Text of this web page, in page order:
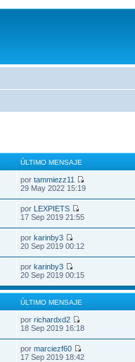
ÚLTIMO MENSAJE
portammiezz11
29 May 2022 15:19
por LEXPIETS
17 Sep 2019 21:55
porkarinby3
20 Sep 2019 00:12
porkarinby3
20 Sep 2019 00:15
ÚLTIMO MENSAJE
porrichardxd2
18 Sep 2019 16:18
pormarciezf60
17 Sep 2019 18:42